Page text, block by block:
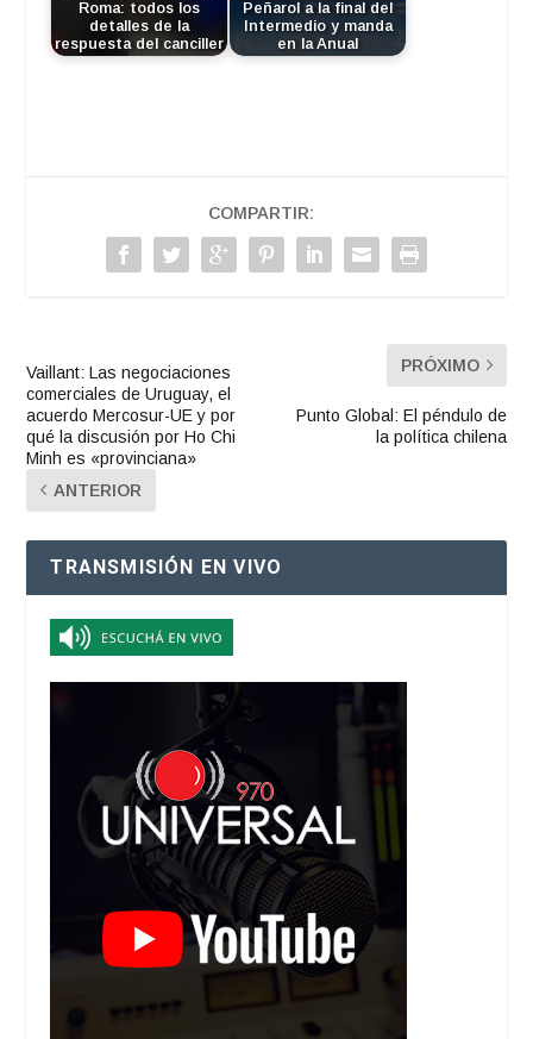
Roma: todos los
detalles de la
respuesta del canciller
Peñarol a la final del
Intermedio y manda
en la Anual
COMPARTIR:
Vaillant: Las negociaciones
comerciales de Uruguay, el
acuerdo Mercosur-UE y por
qué la discusión por Ho Chi
Minh es «provinciana»
ANTERIOR
PRÓXIMO
Punto Global: El péndulo de
la política chilena
TRANSMISIÓN EN VIVO